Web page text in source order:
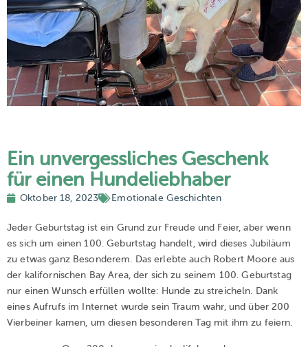
Ein unvergessliches Geschenk
für einen Hundeliebhaber
Oktober 18, 2023 Emotionale Geschichten
Jeder Geburtstag ist ein Grund zur Freude und Feier, aber wenn
es sich um einen 100. Geburtstag handelt, wird dieses Jubiläum
zu etwas ganz Besonderem. Das erlebte auch Robert Moore aus
der kalifornischen Bay Area, der sich zu seinem 100. Geburtstag
nur einen Wunsch erfüllen wollte: Hunde zu streicheln. Dank
eines Aufrufs im Internet wurde sein Traum wahr, und über 200
Vierbeiner kamen, um diesen besonderen Tag mit ihm zu feiern.